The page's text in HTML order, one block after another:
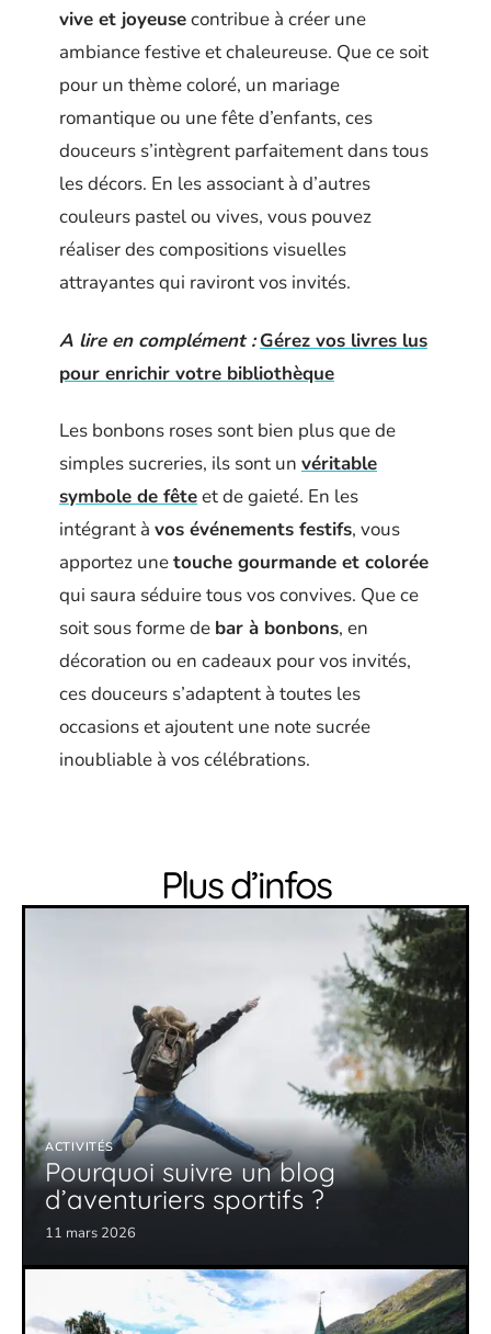
vive et joyeusecontribue à créer une
ambiance festive et chaleureuse. Que ce soit
pour un thème coloré, un mariage
romantique ou une fête d’enfants, ces
douceurs s’intègrent parfaitement dans tous
les décors. En les associant à d’autres
couleurs pastel ou vives, vous pouvez
réaliser des compositions visuelles
attrayantes qui raviront vos invités.
A lire en complément : Gérez vos livres lus
pour enrichir votre bibliothèque
Les bonbons roses sont bien plus que de
simples sucreries, ils sont un véritable
symbole de fêteet de gaieté. En les
intégrant à vos événements festifs, vous
apportez unetouche gourmande et colorée
qui saura séduire tous vos convives. Que ce
soit sous forme de bar à bonbons, en
décoration ou en cadeaux pour vos invités,
ces douceurs s’adaptent à toutes les
occasions et ajoutent une note sucrée
inoubliable à vos célébrations.
Plus d’infos
ACTIVITÉS
Pourquoi suivre un blog
d’aventuriers sportifs ?
11 mars 2026